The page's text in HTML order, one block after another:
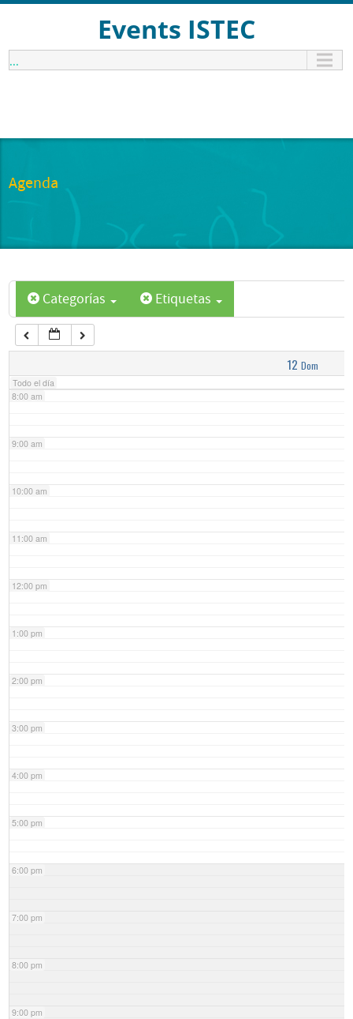
Events ISTEC
...
Agenda
Categorías Etiquetas
12 Dom
Todo el día
1:00 am
6:00 am
7:00 am
8:00 am
9:00 am
10:00 am
11:00 am
12:00 pm
1:00 pm
2:00 pm
3:00 pm
4:00 pm
5:00 pm
6:00 pm
7:00 pm
8:00 pm
9:00 pm